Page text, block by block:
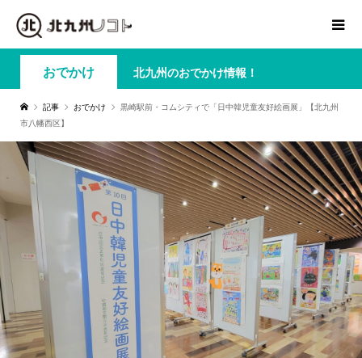
おでかけ 北九州のおでかけ情報！
記事 おでかけ
黒崎駅前・コムシティで「日中韓児童友好絵画展」【北九州
市八幡西区】